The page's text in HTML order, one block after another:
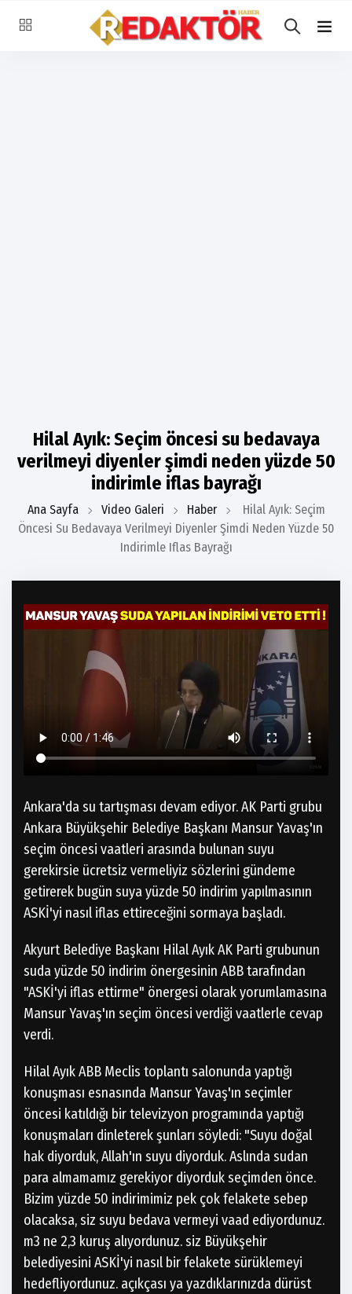
Hilal Ayık: Seçim öncesi su bedavaya
verilmeyi diyenler şimdi neden yüzde 50
indirimle iflas bayrağı
Ana Sayfa Video Galeri Haber
Hilal Ayık: Seçim
Öncesi Su Bedavaya Verilmeyi Diyenler Şimdi Neden Yüzde 50
Indirimle Iflas Bayrağı
Ankara'da su tartışması devam ediyor. AK Parti grubu
Ankara Büyükşehir Belediye Başkanı Mansur Yavaş'ın
seçim öncesi vaatleri arasında bulunan suyu
gerekirsie ücretsiz vermeliyiz sözlerini gündeme
getirerek bugün suya yüzde 50 indirim yapılmasının
ASKİ'yi nasıl iflas ettireceğini sormaya başladı.
Akyurt Belediye Başkanı Hilal Ayık AK Parti grubunun
suda yüzde 50 indirim önergesinin ABB tarafından
"ASKİ'yi iflas ettirme" önergesi olarak yorumlamasına
Mansur Yavaş'ın seçim öncesi verdiği vaatlerle cevap
verdi.
Hilal Ayık ABB Meclis toplantı salonunda yaptığı
konuşması esnasında Mansur Yavaş'ın seçimler
öncesi katıldığı bir televizyon programında yaptığı
konuşmaları dinleterek şunları söyledi: "Suyu doğal
hak diyorduk, Allah'ın suyu diyorduk. Aslında sudan
para almamamız gerekiyor diyorduk seçimden önce.
Bizim yüzde 50 indirimimiz pek çok felakete sebep
olacaksa, siz suyu bedava vermeyi vaad ediyordunuz.
m3 ne 2,3 kuruş alıyordunuz. siz Büyükşehir
belediyesini ASKİ'yi nasıl bir felakete sürüklemeyi
hedefliyordunuz. açıkçası ya yazdıklarınızda dürüst